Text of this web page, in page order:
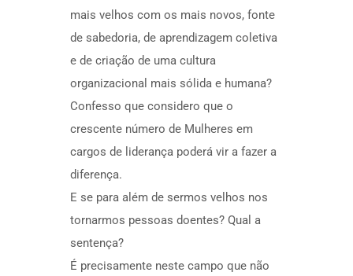
mais velhos com os mais novos, fonte
de sabedoria, de aprendizagem coletiva
e de criação de uma cultura
organizacional mais sólida e humana?
Confesso que considero que o
crescente número de Mulheres em
cargos de liderança poderá vir a fazer a
diferença.
E se para além de sermos velhos nos
tornarmos pessoas doentes? Qual a
sentença?
É precisamente neste campo que não